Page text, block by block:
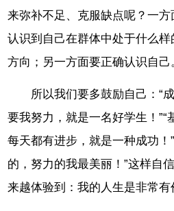
来弥补不足、克服缺点呢？一方
认识到自己在群体中处于什么
方向；另一方面要正确认识自己
所以我们要多鼓励自己：“
要我努力，就是一名好学生！
每天都有进步，就是一种成功！
的，努力的我最美丽！”这样自
来越体验到：我的人生是非常有